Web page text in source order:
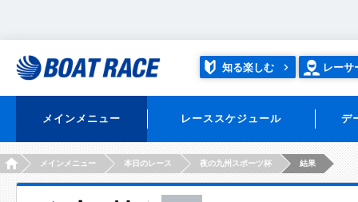
知る楽しむ レーサ
メインメニュー レーススケジュール デ
HOMEメインメニュー 本日のレース 夜の九州スポーツ杯 結果